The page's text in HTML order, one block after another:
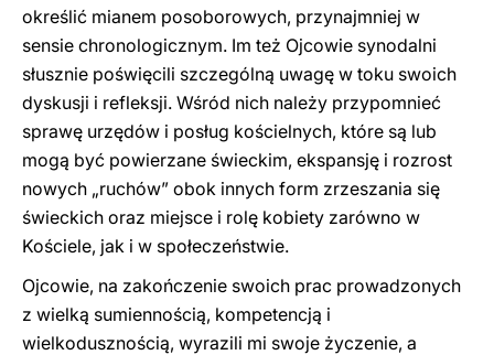
określić mianem posoborowych, przynajmniej w
sensie chronologicznym. Im też Ojcowie synodalni
słusznie poświęcili szczególną uwagę w toku swoich
dyskusji i refleksji. Wśród nich należy przypomnieć
sprawę urzędów i posług kościelnych, które są lub
mogą być powierzane świeckim, ekspansję i rozrost
nowych „ruchów” obok innych form zrzeszania się
świeckich oraz miejsce i rolę kobiety zarówno w
Kościele, jak i w społeczeństwie.
Ojcowie, na zakończenie swoich prac prowadzonych
z wielką sumiennością, kompetencją i
wielkodusznością, wyrazili mi swoje życzenie, a